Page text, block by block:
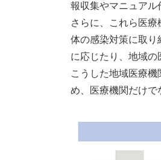
報収集やマニュアル
さらに、これら医
体の感染対策に取り
に応じたり、地域の
こうした地域医療
め、医療機関だけで